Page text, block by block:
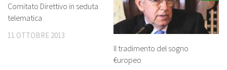
Comitato Direttivo in seduta
telematica
11 OTTOBRE 2013
Il tradimento del sogno
€uropeo